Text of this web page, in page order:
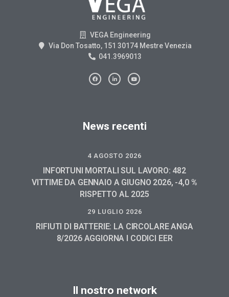
VEGA Engineering
Via Don Tosatto, 151 30174 Mestre Venezia
041.3969013
News recenti
4 AGOSTO 2026
INFORTUNI MORTALI SUL LAVORO: 482
VITTIME DA GENNAIO A GIUGNO 2026, -4,0 %
RISPETTO AL 2025
29 LUGLIO 2026
RIFIUTI DI BATTERIE: LA CIRCOLARE ANGA
8/2026 AGGIORNA I CODICI EER
Il nostro network